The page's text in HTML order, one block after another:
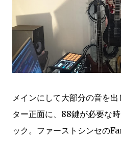
メインにして大部分の音を
ター正面に、88鍵が必要な
ック。ファーストシンセの